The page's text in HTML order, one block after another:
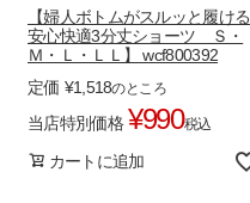
【婦人ボトムがスルッと履ける
安心快適3分丈ショーツ Ｓ・
Ｍ・Ｌ・ＬＬ】 wcf800392
定価 ¥1,518のところ
当店特別価格 ¥990税込
カートに追加